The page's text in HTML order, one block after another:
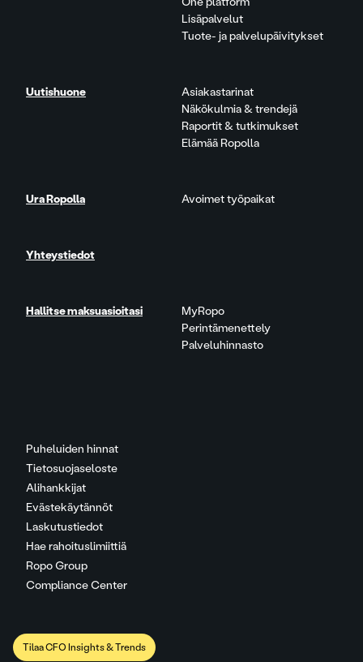
Puheluiden hinnat
Tietosuojaseloste
Alihankkijat
Evästekäytännöt
Laskutustiedot
Hae rahoituslimiittiä
Ropo Group
Compliance Center
Lisäpalvelut
Tuote- ja palvelupäivitykset
Uutishuone
Asiakastarinat
Näkökulmia & trendejä
Raportit & tutkimukset
Elämää Ropolla
Ura Ropolla Avoimet työpaikat
Yhteystiedot
Hallitse maksuasioitasi
MyRopo
Perintämenettely
Palveluhinnasto
Tilaa CFO Insights & Trends